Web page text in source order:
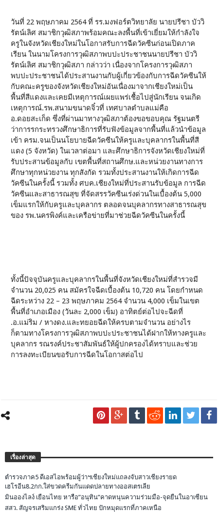
วันที่ 22 พฤษภาคม 2564 ที่ รร.มงฟอร์ตวิทยาลัย นายปรีชา บัววิ
รัตน์เลิศ สมาชิกวุฒิสภาพร้อมคณะลงพื้นที่เข้าเยี่ยมให้กำลังใจ
ครูในจังหวัดเชียงใหม่ในโอกาสรับการฉีดวัคซีนก่อนเปิดภาค
เรียน ในนามโครงการวุฒิสภาพบปะประชาชนนายปรีชา บัววิ
รัตน์เลิศ สมาชิกวุฒิสภา กล่าวว่า เนื่องจากโครงการวุฒิสภา
พบปะประชาชนได้ประสานงานกับผู้เกี่ยวข้องกับการฉีดวัคซีนให้
กับคณะครูของจังหวัดเชียงใหม่อันเนื่องมาจากเชียงใหม่เป็น
พื้นที่สีแดงและเคยมีเหตุการณ์เผยแพร่เชื้อไปสู่นักเรียน จนเกิด
เหตุการณ์.รพ.สนามขนาดจิ๋วที่ เทศบาลตำบลแม่คือ
อ.ดอยสะเก็ด ซึ่งที่ผ่านมาทางวุฒิสภาต้องขอขอบคุณ รัฐมนตรี
ว่าการรกระทรวงศึกษาธิการที่รับฟังข้อมูลจากพื้นที่แล้วนำข้อมูล
เข้า ครม.จนเป็นนโยบายฉีดวัคซีนให้ครูและบุคลากรในพื้นที่สี
แดง (5 จังหวัด) ในเวลาต่อมา และศึกษาธิการจังหวัดเชียงใหม่ที่
รับประสานข้อมูลกับ เขตพื้นที่สถานศึกษ.และหน่วยงานทางการ
ศึกษาทุกหน่วยงาน ทุกสังกัด รวมทั้งประสานงานให้เกิดการฉีด
วัคซีนในครั้งนี้ รวมทั้ง ศบค.เชียงใหม่ที่ประสานรับข้อมูล การฉีด
วัคซีนและสาธารณสุข ที่จัดสรรวัคซีนเร่งด่วนในเบื้องต้น 5,000
เข็มแรกให้กับครูและบุคลากร ตลอดจนบุคลากรทางสาธารณสุข
ของ รพ.นครพิงค์และเครือข่ายที่มาช่วยฉีดวัคซีนในครั้งนี้
ทั้งนี้ปัจจุบันครูและบุคลากรในพื้นที่จังหวัดเชียงใหม่ที่สำรวจมี
จำนวน 20,025 คน สมัครใจฉีดเบื้องต้น 10,720 คน โดยกำหนด
ฉีดระหว่าง 22 – 23 พฤษภาคม 2564 จำนวน 4,000 เข็มในเขต
พื้นที่อำเภอเมือง (วันละ 2,000 เข็ม) อาทิตย์ต่อไปจะฉีดที่
.อ.แม่ริม / หางดง.และทยอยฉีดให้ครบตามจำนวน อย่างไร
ก็ตามทางโครงการวุฒิสภาพบปะประชาชนได้ฝากให้ทางครูและ
บุคลากร รณรงค์ประชาสัมพันธ์ให้ผู้ปกครองได้ทราบและช่วย
การลงทะเบียนขอรับการฉีดในโอกาสต่อไป
เรื่องล่าสุด
ตำรวจภาค5 ดีเอสไอพร้อมผู้ว่าฯเชียงใหม่แถลงจับสาวเชียงรายด
เฮโรอีน8.2กก.ใส่ขวดครีมกันแดดปลายทางออสเตรเลีย
มินอองไลง์ เยือนไทย หารือ”อนุทิน”คาดหนุนความร่วมมือ-จุดยืนในอาเซียน
สสว. สัญจรเสริมแกร่ง SME ทั่วไทย ปักหมุดแรกที่ภาคเหนือ